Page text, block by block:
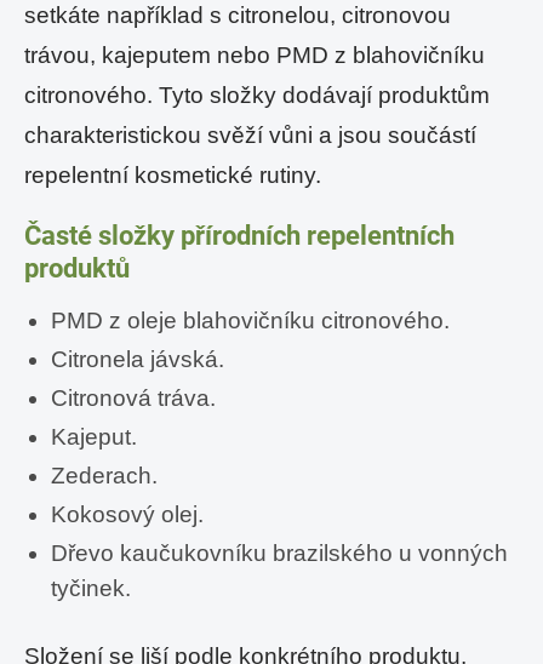
setkáte například s citronelou, citronovou
trávou, kajeputem nebo PMD z blahovičníku
citronového. Tyto složky dodávají produktům
charakteristickou svěží vůni a jsou součástí
repelentní kosmetické rutiny.
Časté složky přírodních repelentních
produktů
PMD z oleje blahovičníku citronového.
Citronela jávská.
Citronová tráva.
Kajeput.
Zederach.
Kokosový olej.
Dřevo kaučukovníku brazilského u vonných
tyčinek.
Složení se liší podle konkrétního produktu,